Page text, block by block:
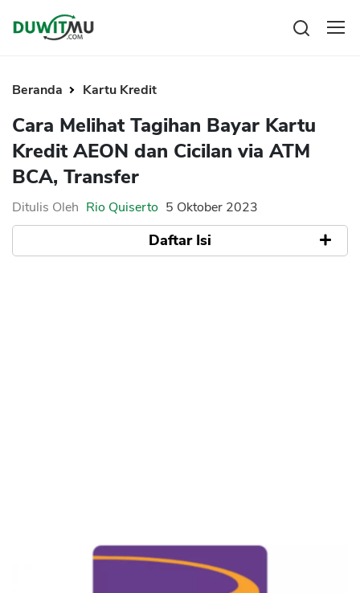
Reksadana
Saham
Bitcoin
Beranda Kartu Kredit
Cara Melihat Tagihan Bayar Kartu
Kredit AEON dan Cicilan via ATM
BCA, Transfer
Ditulis Oleh Rio Quiserto 5 Oktober 2023
Daftar Isi